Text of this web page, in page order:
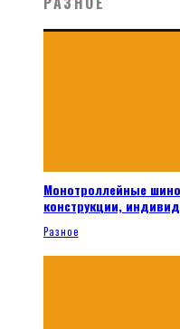
Монотроллейные
конструкции,
Разное